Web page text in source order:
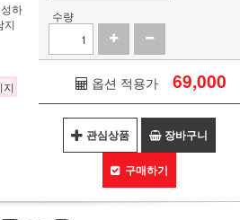
하
지
지
수량
옵션 적용가 69,000
관심상품 장바구니
구매하기